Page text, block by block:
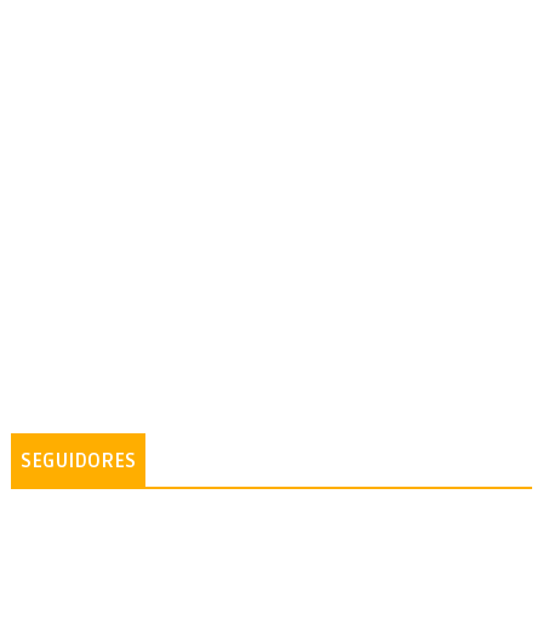
SEGUIDORES